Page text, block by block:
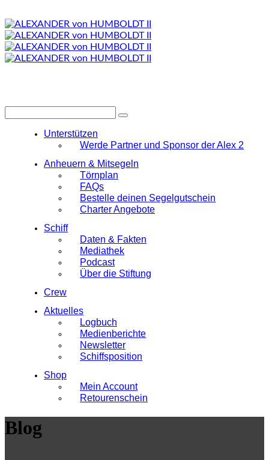
Unterstützen
Werde Partner und Sponsor der Alex 2
Anheuern & Mitsegeln
Törnplan
FAQs
Bestelle deinen Segelgutschein
Charter Angebote
Schiff
Daten & Fakten
Mediathek
Podcast
Über die Stiftung
Crew
Aktuelles
Logbuch
Medienberichte
Newsletter
Schiffsposition
Shop
Mein Account
Retourenschein
Blog